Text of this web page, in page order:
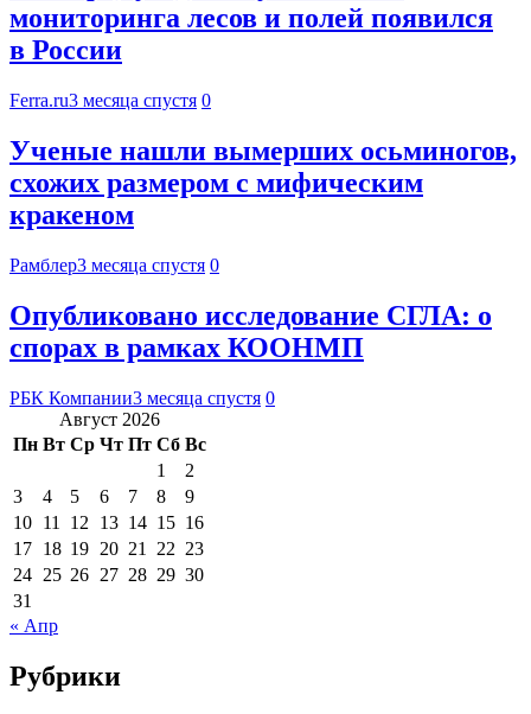
мониторинга лесов и полей появился
в России
Ferra.ru3 месяца спустя 0
Ученые нашли вымерших осьминогов,
схожих размером с мифическим
кракеном
Рамблер3 месяца спустя 0
Опубликовано исследование СГЛА: о
спорах в рамках КООНМП
РБК Компании3 месяца спустя 0
Август 2026
Пн Вт Ср Чт Пт Сб Вс
1
2
3
4 5 6 7 8
9
10 11 12 13 14 15 16
17 18 19 20 21 22 23
24 25 26 27 28 29 30
31
« Апр
Рубрики